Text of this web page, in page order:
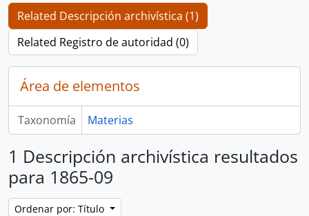
Related Descripción archivística (1)
Related Registro de autoridad (0)
Área de elementos
Taxonomía Materias
1 Descripción archivística resultados
para 1865-09
Ordenar por: Título